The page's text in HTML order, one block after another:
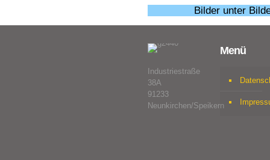
Bilder unter
Industriestraße
38A
91233
Neunkirchen/Speikern
Menü